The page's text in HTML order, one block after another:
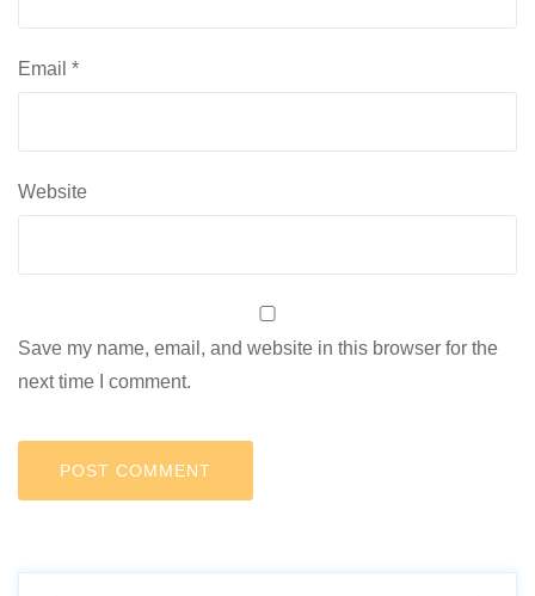
Email *
Website
Save my name, email, and website in this browser for the
next time I comment.